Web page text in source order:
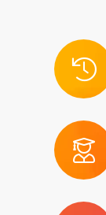
Коломна